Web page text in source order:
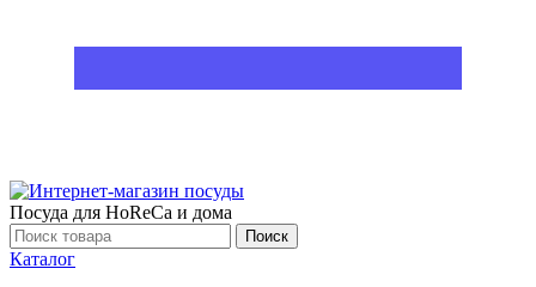
Посуда для HoReCa и дома
Поиск
Каталог